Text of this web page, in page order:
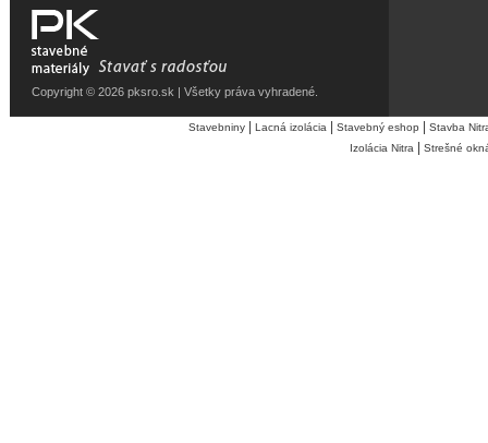
Copyright © 2026 pksro.sk | Všetky práva vyhradené.
Stavebniny Lacná izolácia Stavebný eshop
Stavba
Izolácia Nitra| Strešné